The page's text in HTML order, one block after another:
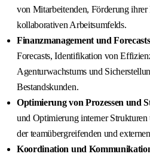
von Mitarbeitenden, Förderung ihrer
kollaborativen Arbeitsumfelds.
Finanzmanagement und
Forecasts, Identifikation von
Agenturwachstums und
Bestandskunden.
Optimierung von Prozessen und
und Optimierung interner Strukturen
der teamübergreifenden und
Koordination und